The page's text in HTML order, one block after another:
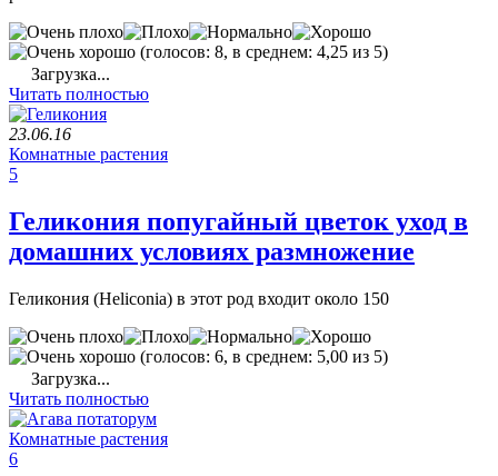
(голосов: 8, в среднем: 4,25 из 5)
Загрузка...
Читать полностью
23.06.16
Комнатные растения
5
Геликония попугайный цветок уход в
домашних условиях размножение
Геликония (Heliconia) в этот род входит около 150
(голосов: 6, в среднем: 5,00 из 5)
Загрузка...
Читать полностью
Комнатные растения
6